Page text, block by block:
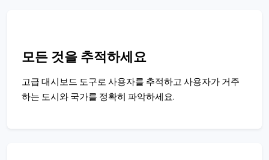
모든 것을 추적하세요
고급 대시보드 도구로 사용자를 추적하고 사용자가 거주
하는 도시와 국가를 정확히 파악하세요.